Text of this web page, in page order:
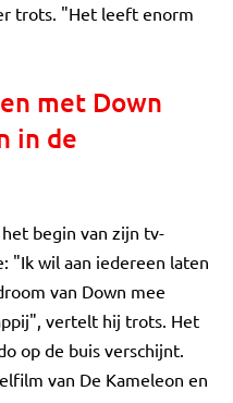
trots. "Het leeft enorm
met Down
in de
begin van zijn tv-
"Ik wil aan iedereen laten
van Down mee
vertelt hij trots. Het
op de buis verschijnt.
van De Kameleon en